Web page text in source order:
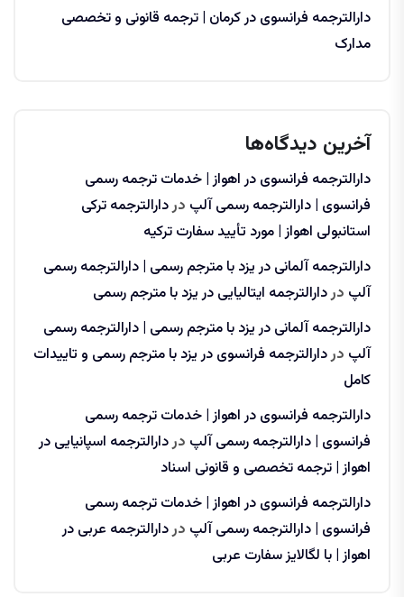
دارالترجمه فرانسوی در کرمان | ترجمه قانونی و تخصصی
مدارک
آخرین دیدگاه‌ها
دارالترجمه فرانسوی در اهواز | خدمات ترجمه رسمی
فرانسوی | دارالترجمه رسمی آلپ دردارالترجمه ترکی
استانبولی اهواز | مورد تأیید سفارت ترکیه
دارالترجمه آلمانی در یزد با مترجم رسمی | دارالترجمه رسمی
آلپ دردارالترجمه ایتالیایی در یزد با مترجم رسمی
دارالترجمه آلمانی در یزد با مترجم رسمی | دارالترجمه رسمی
آلپ دردارالترجمه فرانسوی در یزد با مترجم رسمی و تاییدات
کامل
دارالترجمه فرانسوی در اهواز | خدمات ترجمه رسمی
فرانسوی | دارالترجمه رسمی آلپ دردارالترجمه اسپانیایی در
اهواز | ترجمه تخصصی و قانونی اسناد
دارالترجمه فرانسوی در اهواز | خدمات ترجمه رسمی
فرانسوی | دارالترجمه رسمی آلپ دردارالترجمه عربی در
اهواز | با لگالایز سفارت عربی